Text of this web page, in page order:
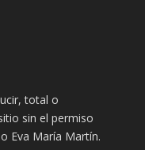
total o
sin el permiso
Eva María Martín.